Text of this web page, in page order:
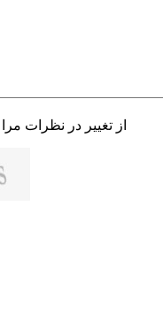
از تغییر در نظرات